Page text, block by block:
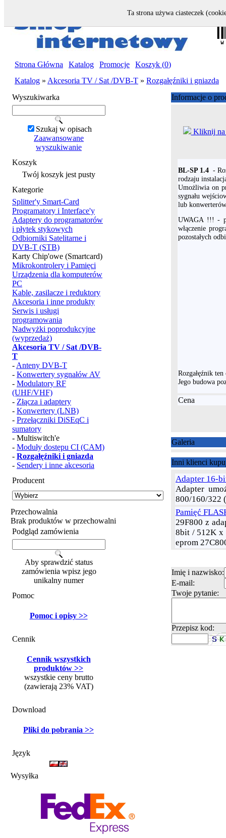
Strona Główna Katalog Promocje Koszyk (0)
Katalog » Akcesoria TV / Sat /DVB-T » Rozgałęźniki i gniazda
Wyszukiwarka
Szukaj w opisach
Zaawansowane
wyszukiwanie
Koszyk
Twój koszyk jest pusty
Kategorie
Splitter'y Smart-Card
Programatory i Interface'y
Adaptery do programatorów
i płytek stykowych
Odbiorniki Satelitarne i
DVB-T (STB)
Karty Chip'owe (Smartcard)
Mikrokontrolery i Pamięci
Urządzenia dla komputerów
PC
Kable, zasilacze i reduktory
Akcesoria i inne produkty
Serwis i usługi
programowania
Nadwyżki poprodukcyjne
(wyprzedaż)
Akcesoria TV / Sat /DVB-
T
- Anteny DVB-T
- Konwertery sygnałów AV
- Modulatory RF
(UHF/VHF)
- Złącza i adaptery
- Konwertery (LNB)
- Przełączniki DiSEqC i
sumatory
- Multiswitch'e
- Moduły dostępu CI (CAM)
- Rozgałęźniki i gniazda
- Sendery i inne akcesoria
Producent
Przechowalnia
Brak produktów w przechowalni
Podgląd zamówienia
Aby sprawdzić status
zamówienia wpisz jego
unikalny numer
Pomoc
Pomoc i opisy >>
Cennik
Cennik wszystkich
produktów >>
wszystkie ceny brutto
(zawierają 23% VAT)
Download
Pliki do pobrania >>
Język
Wysyłka
Informacje o
Kliknij na
BL-SP 1.4 -
rodzaju
Umożliwia on
sygnału
lub
UWAGA !!! -
włączenie
pozostałych
Rozgałęźnik
Jego budowa
Cena
Galeria
Inni klienci
Adapter 16-
Adapter
800/160/322
Pamięć
29F800 z
8bit / 512K x
eprom
Imię i nazwisko:
E-mail:
Twoje pytanie:
Przepisz kod:
Ta strona używa ciasteczek